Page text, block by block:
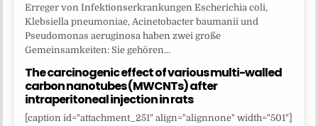
Erreger von Infektionserkrankungen Escherichia coli,
Klebsiella pneumoniae, Acinetobacter baumanii und
Pseudomonas aeruginosa haben zwei große
Gemeinsamkeiten: Sie gehören...
The carcinogenic effect of various multi-walled
carbon nanotubes (MWCNTs) after
intraperitoneal injection in rats
[caption id="attachment_251" align="alignnone" width="501"]